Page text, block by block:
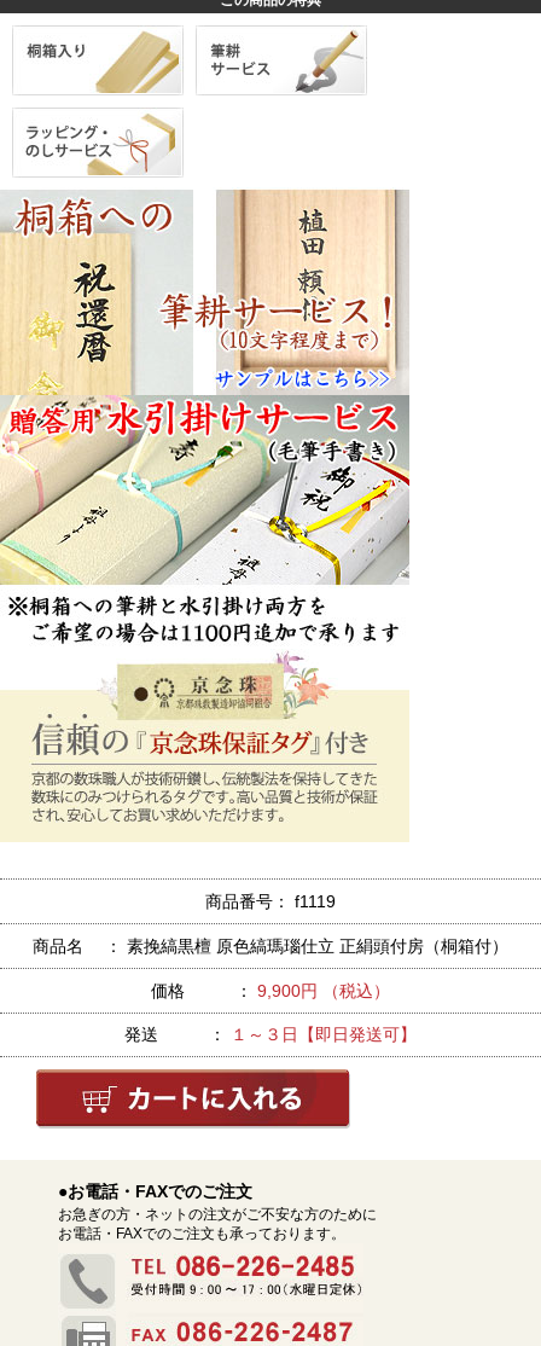
商品番号： f1119
商品名 ： 素挽縞黒檀 原色縞瑪瑙仕立 正絹頭付房（桐箱付）
価格 ： 9,900円 （税込）
発送 ： １～３日【即日発送可】
●お電話・FAXでのご注文
お急ぎの方・ネットの注文がご不安な方のために
お電話・FAXでのご注文も承っております。